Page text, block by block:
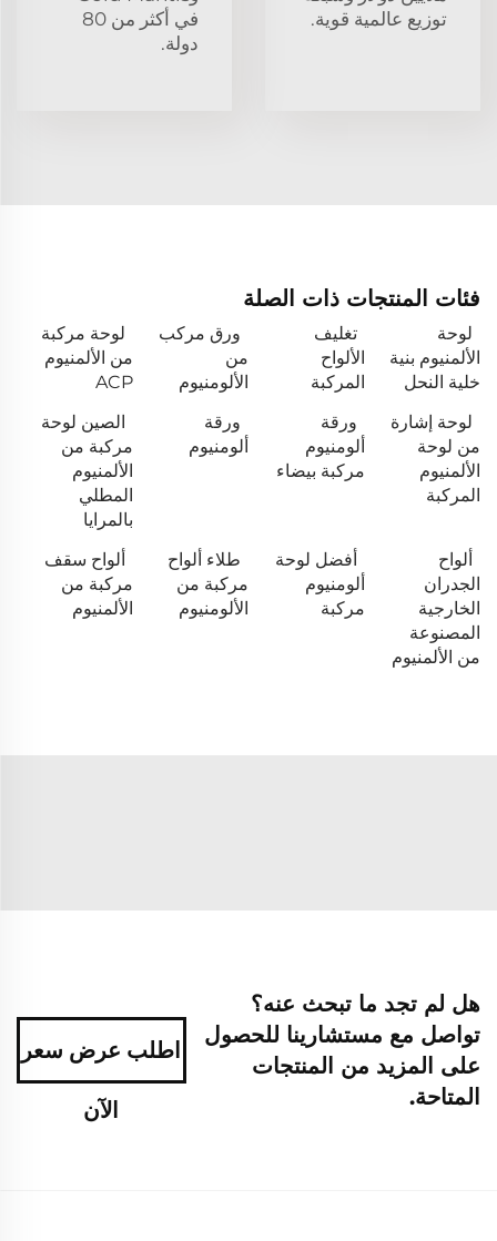
توزيع عالمية قوية.
في أكثر من 80
دولة.
فئات المنتجات ذات الصلة
لوحة
الألمنيوم بنية
خلية النحل
تغليف
الألواح
المركبة
ورق مركب
من
الألومنيوم
لوحة مركبة
من الألمنيوم
ACP
لوحة إشارة
من لوحة
الألمنيوم
المركبة
ورقة
ألومنيوم
مركبة بيضاء
ورقة
ألومنيوم
الصين لوحة
مركبة من
الألمنيوم
المطلي
بالمرايا
ألواح
الجدران
الخارجية
المصنوعة
من الألمنيوم
أفضل لوحة
ألومنيوم
مركبة
طلاء ألواح
مركبة من
الألومنيوم
ألواح سقف
مركبة من
الألمنيوم
هل لم تجد ما تبحث عنه؟
تواصل مع مستشارينا للحصول
على المزيد من المنتجات
المتاحة.
اطلب عرض سعر
الآن